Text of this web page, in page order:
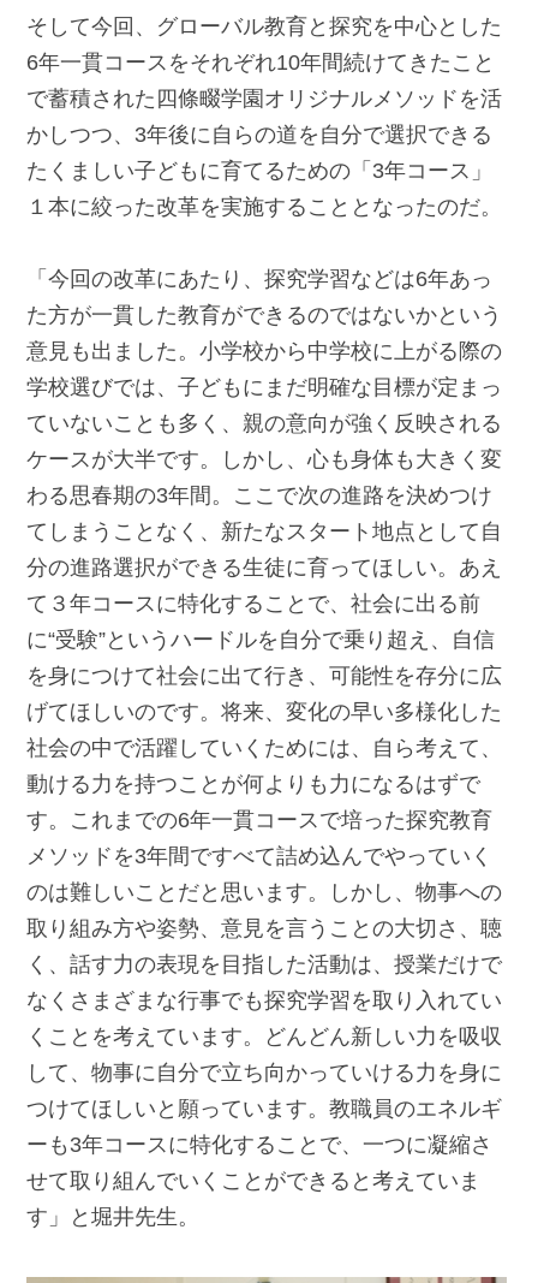
そして今回、グローバル教育と探究を中心とした
6年一貫コースをそれぞれ10年間続けてきたこと
で蓄積された四條畷学園オリジナルメソッドを活
かしつつ、3年後に自らの道を自分で選択できる
たくましい子どもに育てるための「3年コース」
１本に絞った改革を実施することとなったのだ。
「今回の改革にあたり、探究学習などは6年あっ
た方が一貫した教育ができるのではないかという
意見も出ました。小学校から中学校に上がる際の
学校選びでは、子どもにまだ明確な目標が定まっ
ていないことも多く、親の意向が強く反映される
ケースが大半です。しかし、心も身体も大きく変
わる思春期の3年間。ここで次の進路を決めつけ
てしまうことなく、新たなスタート地点として自
分の進路選択ができる生徒に育ってほしい。あえ
て３年コースに特化することで、社会に出る前
に“受験”というハードルを自分で乗り超え、自信
を身につけて社会に出て行き、可能性を存分に広
げてほしいのです。将来、変化の早い多様化した
社会の中で活躍していくためには、自ら考えて、
動ける力を持つことが何よりも力になるはずで
す。これまでの6年一貫コースで培った探究教育
メソッドを3年間ですべて詰め込んでやっていく
のは難しいことだと思います。しかし、物事への
取り組み方や姿勢、意見を言うことの大切さ、聴
く、話す力の表現を目指した活動は、授業だけで
なくさまざまな行事でも探究学習を取り入れてい
くことを考えています。どんどん新しい力を吸収
して、物事に自分で立ち向かっていける力を身に
つけてほしいと願っています。教職員のエネルギ
ーも3年コースに特化することで、一つに凝縮さ
せて取り組んでいくことができると考えていま
す」と堀井先生。